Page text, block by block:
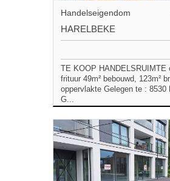
Handelseigendom
HARELBEKE
TE KOOP HANDELSRUIMTE
frituur 49m² bebouwd, 123m²
oppervlakte Gelegen te : 8530
G...